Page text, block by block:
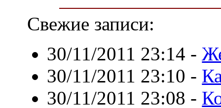
Свежие записи:
30/11/2011 23:14 -
30/11/2011 23:10 -
30/11/2011 23:08 -